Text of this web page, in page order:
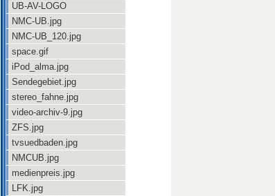
UB-AV-LOGO
NMC-UB.jpg
NMC-UB_120.jpg
space.gif
iPod_alma.jpg
Sendegebiet.jpg
stereo_fahne.jpg
video-archiv-9.jpg
ZFS.jpg
tvsuedbaden.jpg
NMCUB.jpg
medienpreis.jpg
LFK.jpg